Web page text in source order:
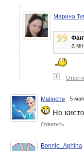
Марина
а
↑
Malinche 5
Но
Ответить
Bonnie_Aphina